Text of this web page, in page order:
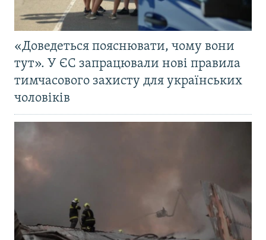
«Доведеться пояснювати, чому вони
тут». У ЄС запрацювали нові правила
тимчасового захисту для українських
чоловіків